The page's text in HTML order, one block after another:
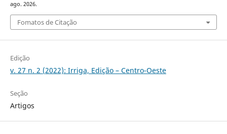
ago. 2026.
Fomatos de Citação
Edição
v. 27 n. 2 (2022): Irriga, Edição – Centro-Oeste
Seção
Artigos